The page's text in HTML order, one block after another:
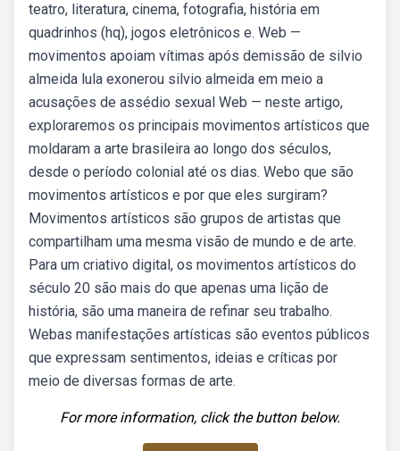
teatro, literatura, cinema, fotografia, história em
quadrinhos (hq), jogos eletrônicos e. Web —
movimentos apoiam vítimas após demissão de silvio
almeida lula exonerou silvio almeida em meio a
acusações de assédio sexual Web — neste artigo,
exploraremos os principais movimentos artísticos que
moldaram a arte brasileira ao longo dos séculos,
desde o período colonial até os dias. Webo que são
movimentos artísticos e por que eles surgiram?
Movimentos artísticos são grupos de artistas que
compartilham uma mesma visão de mundo e de arte.
Para um criativo digital, os movimentos artísticos do
século 20 são mais do que apenas uma lição de
história, são uma maneira de refinar seu trabalho.
Webas manifestações artísticas são eventos públicos
que expressam sentimentos, ideias e críticas por
meio de diversas formas de arte.
For more information, click the button below.